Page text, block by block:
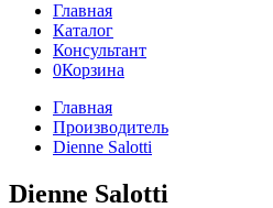
Главная
Каталог
Консультант
0Корзина
Главная
Производитель
Dienne Salotti
Dienne Salotti